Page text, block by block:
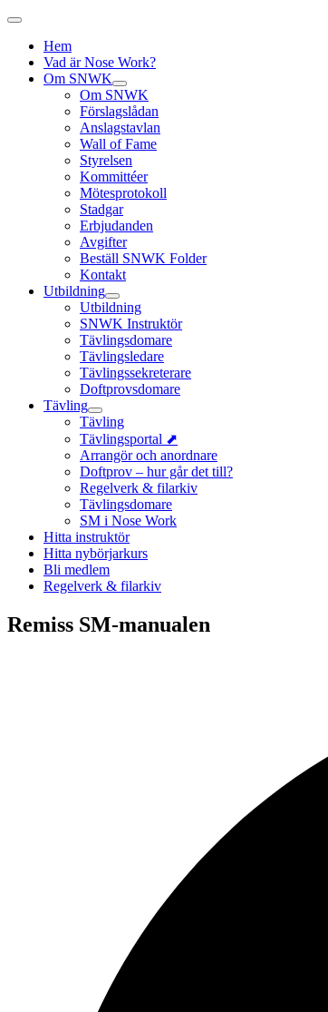
Hem
Vad är Nose Work?
Om SNWK
Om SNWK
Förslagslådan
Anslagstavlan
Wall of Fame
Styrelsen
Kommittéer
Mötesprotokoll
Stadgar
Erbjudanden
Avgifter
Beställ SNWK Folder
Kontakt
Utbildning
Utbildning
SNWK Instruktör
Tävlingsdomare
Tävlingsledare
Tävlingssekreterare
Doftprovsdomare
Tävling
Tävling
Tävlingsportal ⬈
Arrangör och anordnare
Doftprov – hur går det till?
Regelverk & filarkiv
Tävlingsdomare
SM i Nose Work
Hitta instruktör
Hitta nybörjarkurs
Bli medlem
Regelverk & filarkiv
Remiss SM-manualen